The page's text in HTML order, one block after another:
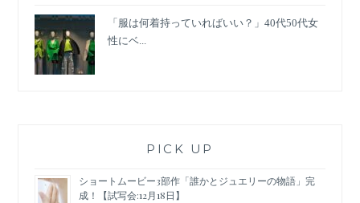
「服は何着持っていればいい？」40代50代女
性にベ...
PICK UP
ショートムービー3部作「誰かとジュエリーの物語」完
成！【試写会:12月18日】